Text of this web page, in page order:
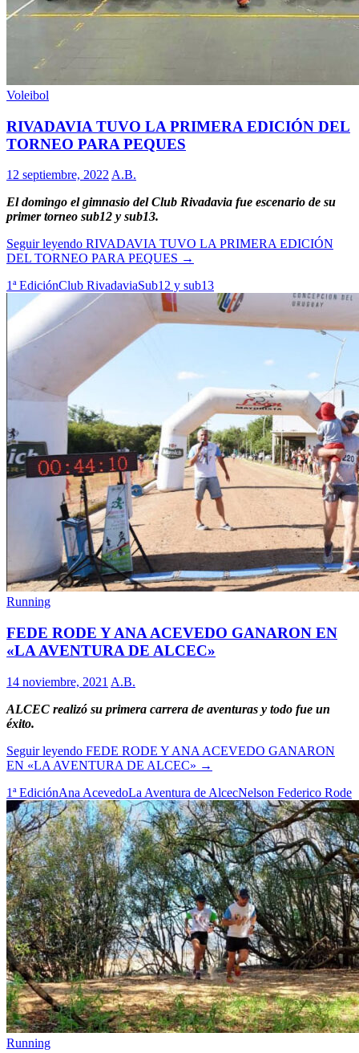
Voleibol
RIVADAVIA TUVO LA PRIMERA EDICIÓN DEL
TORNEO PARA PEQUES
12 septiembre, 2022A.B.
El domingo el gimnasio del Club Rivadavia fue escenario de su
primer torneo sub12 y sub13.
Seguir leyendo RIVADAVIA TUVO LA PRIMERA EDICIÓN
DEL TORNEO PARA PEQUES →
1ª EdiciónClub RivadaviaSub12 y sub13
Running
FEDE RODE Y ANA ACEVEDO GANARON EN
«LA AVENTURA DE ALCEC»
14 noviembre, 2021 A.B.
ALCEC realizó su primera carrera de aventuras y todo fue un
éxito.
Seguir leyendo FEDE RODE Y ANA ACEVEDO GANARON
EN «LA AVENTURA DE ALCEC» →
1ª EdiciónAna AcevedoLa Aventura de AlcecNelson Federico Rode
Running